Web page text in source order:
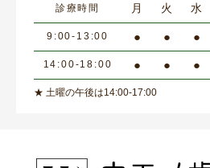
診療時間 月 火 水
9:00-13:00 ● ● ●
14:00-18:00 ● ● ●
★ 土曜の午後は14:00-17:00